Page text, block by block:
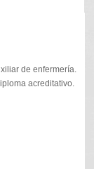
de enfermería.
acreditativo.